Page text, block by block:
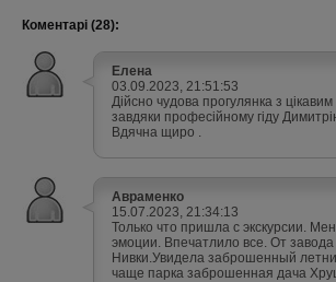
Коментарі (28):
Елена
03.09.2023, 21:51:53
Дійсно чудова прогулянка з
завдяки професійному гіду
Вдячна щиро .
Авраменко
15.07.2023, 21:34:13
Только что пришла с экскурсии.
эмоции. Впечатлило все. От завода
Нивки.Увидела заброшенный
чаще парка заброшенная дача